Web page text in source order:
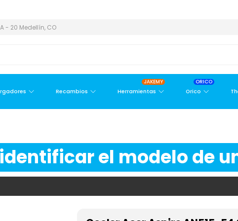
- 20 Medellín, CO
Recambios Herramientas
JAKEMY
Orico
ORICO
el modelo de